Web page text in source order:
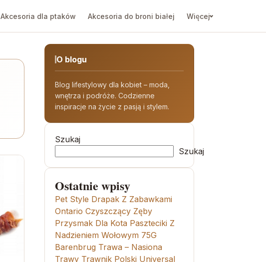
Akcesoria dla ptaków Akcesoria do broni białej Więcej
O blogu
Blog lifestylowy dla kobiet – moda,
wnętrza i podróże. Codzienne
inspiracje na życie z pasją i stylem.
Szukaj
Szukaj
Ostatnie wpisy
Pet Style Drapak Z Zabawkami
Ontario Czyszczący Zęby
Przysmak Dla Kota Paszteciki Z
Nadzieniem Wołowym 75G
Barenbrug Trawa – Nasiona
Trawy Trawnik Polski Universal